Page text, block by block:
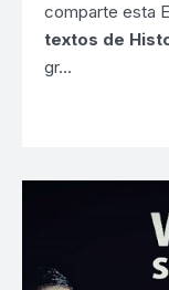
comparte esta
textos de
gr…